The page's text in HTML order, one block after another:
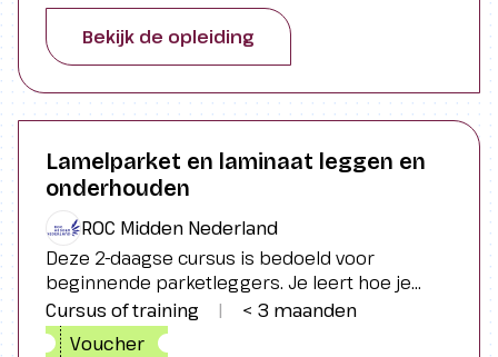
Bekijk de opleiding
Lamelparket en laminaat leggen en
onderhouden
ROC Midden Nederland
Deze 2-daagse cursus is bedoeld voor
beginnende parketleggers. Je leert hoe je
lamelparket en laminaat professioneel legt en
onderhoudt.
Cursus of training |
< 3 maanden
Voucher